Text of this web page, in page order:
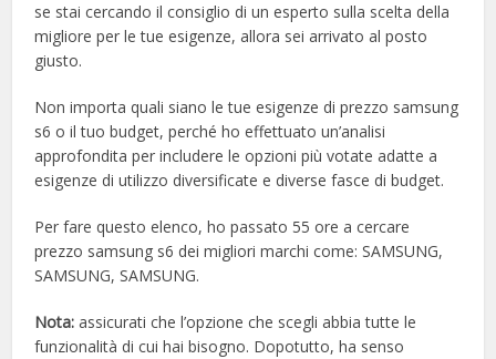
se stai cercando il consiglio di un esperto sulla scelta della
migliore per le tue esigenze, allora sei arrivato al posto
giusto.
Non importa quali siano le tue esigenze di prezzo samsung
s6 o il tuo budget, perché ho effettuato un’analisi
approfondita per includere le opzioni più votate adatte a
esigenze di utilizzo diversificate e diverse fasce di budget.
Per fare questo elenco, ho passato 55 ore a cercare
prezzo samsung s6 dei migliori marchi come: SAMSUNG,
SAMSUNG, SAMSUNG.
Nota: assicurati che l’opzione che scegli abbia tutte le
funzionalità di cui hai bisogno. Dopotutto, ha senso